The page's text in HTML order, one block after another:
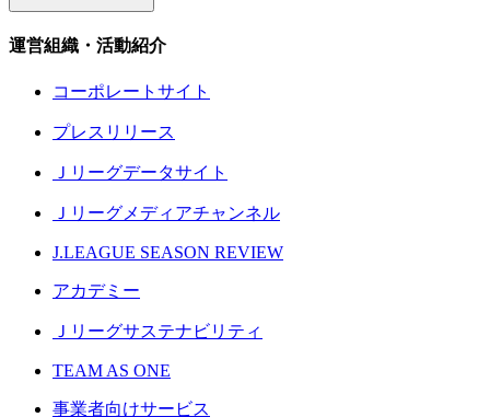
運営組織・活動紹介
コーポレートサイト
プレスリリース
Ｊリーグデータサイト
Ｊリーグメディアチャンネル
J.LEAGUE SEASON REVIEW
アカデミー
Ｊリーグサステナビリティ
TEAM AS ONE
事業者向けサービス